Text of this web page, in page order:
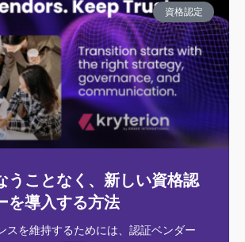
資格認定
うことなく、新しい資格認
を導入する方法
スを維持するためには、認証ベンダー